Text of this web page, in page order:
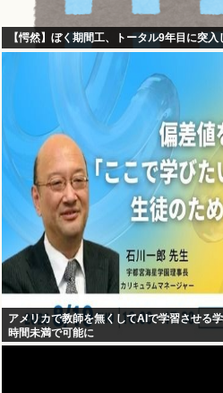
【愕然】ぼく期間工、トータル9年目に突
アメリカで教師を無くしてAIで学習させる
時間未満で可能に